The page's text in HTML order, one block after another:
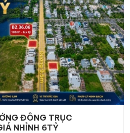
ĐÔNG TRỤC
NHỈNH 6TỶ